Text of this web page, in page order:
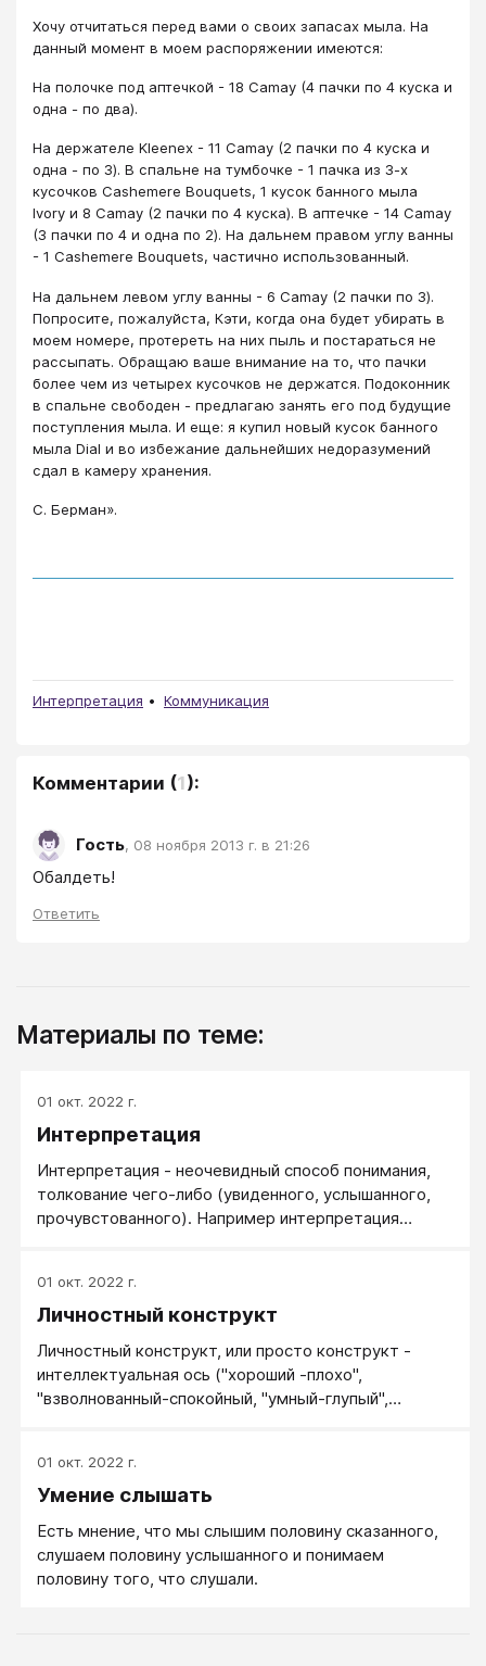
Хочу отчитаться перед вами о своих запасах мыла. На
данный момент в моем распоряжении имеются:
На полочке под аптечкой - 18 Camay (4 пачки по 4 куска и
одна - по два).
На держателе Kleenex - 11 Camay (2 пачки по 4 куска и
одна - по 3). В спальне на тумбочке - 1 пачка из 3-х
кусочков Cashemere Bouquets, 1 кусок банного мыла
Ivory и 8 Camay (2 пачки по 4 куска). В аптечке - 14 Camay
(3 пачки по 4 и одна по 2). На дальнем правом углу ванны
- 1 Cashemere Bouquets, частично использованный.
На дальнем левом углу ванны - 6 Camay (2 пачки по 3).
Попросите, пожалуйста, Кэти, когда она будет убирать в
моем номере, протереть на них пыль и постараться не
рассыпать. Обращаю ваше внимание на то, что пачки
более чем из четырех кусочков не держатся. Подоконник
в спальне свободен - предлагаю занять его под будущие
поступления мыла. И еще: я купил новый кусок банного
мыла Dial и во избежание дальнейших недоразумений
сдал в камеру хранения.
С. Берман».
Интерпретация Коммуникация
Комментарии (1):
Гость, 08 ноября 2013 г. в 21:26
Обалдеть!
Ответить
Материалы по теме:
01 окт. 2022 г.
Интерпретация
Интерпретация - неочевидный способ понимания,
толкование чего-либо (увиденного, услышанного,
прочувстованного). Например интерпретация
проведенных экспериментов.
01 окт. 2022 г.
Личностный конструкт
Личностный конструкт, или просто конструкт -
интеллектуальная ось ("хороший -плохо",
"взволнованный-спокойный, "умный-глупый",
помощью которой человек понимает и оценивает
то, с чем он сталкивается. Термин "личностный
учёным Джорджем Келли.
01 окт. 2022 г.
Умение слышать
Есть мнение, что мы слышим половину сказанного,
слушаем половину услышанного и понимаем
половину того, что слушали.